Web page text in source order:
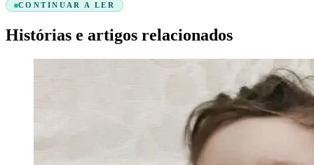
CONTINUAR A LER
Histórias e artigos relacionados